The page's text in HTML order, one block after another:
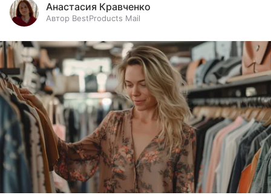
Анастасия Кравченко
Автор BestProducts Mail